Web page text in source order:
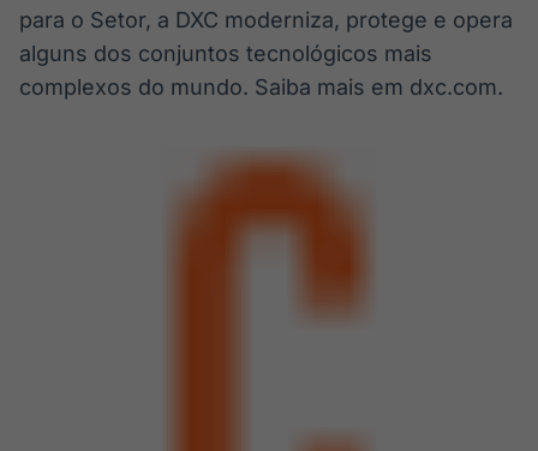
para o Setor, a DXC moderniza, protege e opera
alguns dos conjuntos tecnológicos mais
complexos do mundo. Saiba mais em dxc.com.